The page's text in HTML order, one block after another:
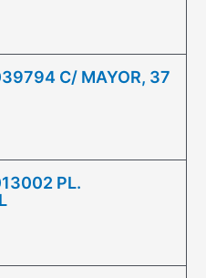
C/ MAYOR, 37
PL.